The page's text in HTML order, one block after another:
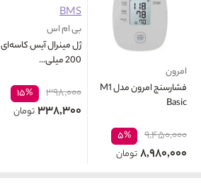
امرون
فشارسنج امرون مدل M1
Basic
۹,۴۵۰,۰۰۰ ۵%
۸,۹۸۰,۰۰۰تومان
بی ام اس
ژل مینرال آیس کاسه‌ای
200 میلی...
۳۹۸,۰۰۰ ۱۵%
۳۳۸,۳۰۰تومان